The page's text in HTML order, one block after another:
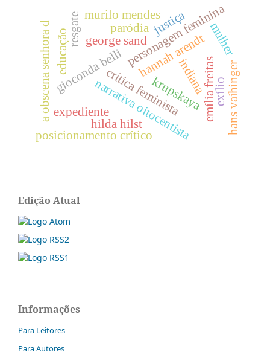
expediente
gioconda belli hannah arendt
george sand
indiana
crítica feminista
personagem feminina
narrativa oitocentistaemília freitas
educação mulher
hilda hilst
a obscena senhora d krupskaya
posicionamento crítico
resgate justiça
paródia
exíliohans vaihinger
murilo mendes
Edição Atual
Informações
Para Leitores
Para Autores